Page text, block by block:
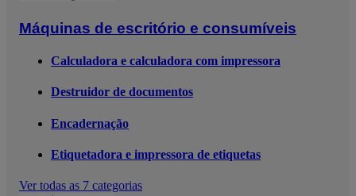
Máquinas de escritório e consumíveis
Calculadora e calculadora com impressora
Destruidor de documentos
Encadernação
Etiquetadora e impressora de etiquetas
Ver todas as 7 categorias